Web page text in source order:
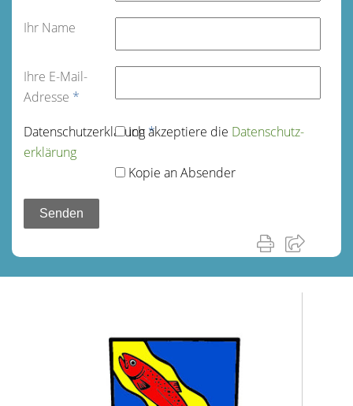
Ihr Name
Ihre E-Mail-
Adresse *
Datenschutz­erklärung*
Ich akzeptiere die Datenschutz­
erklärung
Kopie an Absender